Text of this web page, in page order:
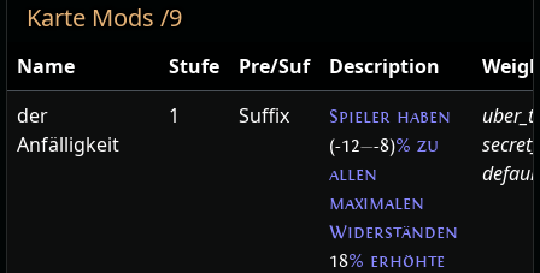
Karte Mods /9
Name Stufe Pre/Suf Description
der
Anfälligkeit
1 Suffix
Spieler haben
(-12—-8)% zu
allen
maximalen
Widerständen
18% erhöhte
default